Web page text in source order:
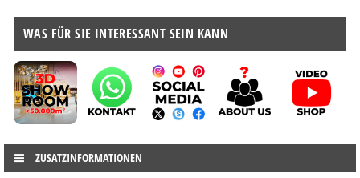
WAS FÜR SIE INTERESSANT SEIN KANN
ZUSATZINFORMATIONEN